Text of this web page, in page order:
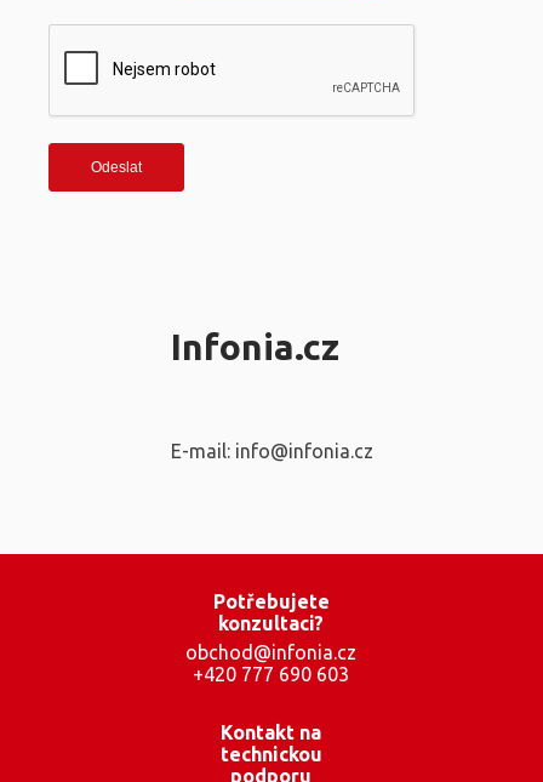
Infonia.cz
E-mail: info@infonia.cz
Potřebujete
konzultaci?
obchod@infonia.cz
+420 777 690 603
Kontakt na
technickou
podporu